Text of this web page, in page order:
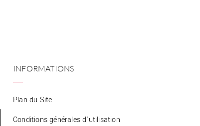
INFORMATIONS
Plan du Site
Conditions générales d'utilisation